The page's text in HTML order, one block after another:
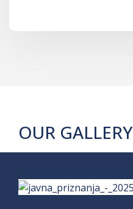
OUR GALLERY